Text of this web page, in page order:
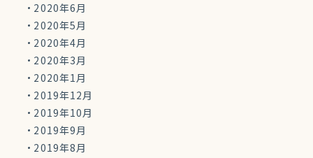
2020年6月
2020年5月
2020年4月
2020年3月
2020年1月
2019年12月
2019年10月
2019年9月
2019年8月